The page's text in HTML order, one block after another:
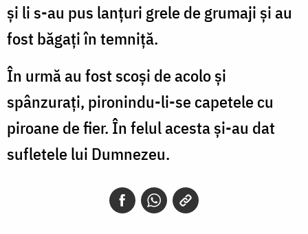
şi li s-au pus lanţuri grele de grumaji şi au
fost băgaţi în temniţă.
În urmă au fost scoşi de acolo şi
spânzuraţi, pironindu-li-se capetele cu
piroane de fier. În felul acesta şi-au dat
sufletele lui Dumnezeu.